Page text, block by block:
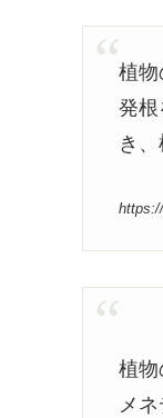
植物
発
き
植物
メ